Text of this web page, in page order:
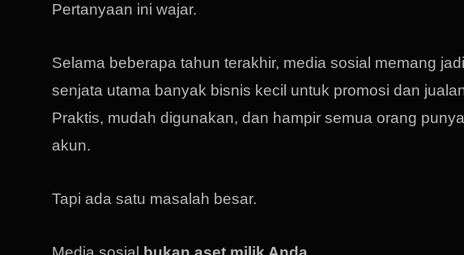
Pertanyaan ini wajar.
Selama beberapa tahun terakhir, media sosial memang jadi
senjata utama banyak bisnis kecil untuk promosi dan
Praktis, mudah digunakan, dan hampir semua orang punya
akun.
Tapi ada satu masalah besar.